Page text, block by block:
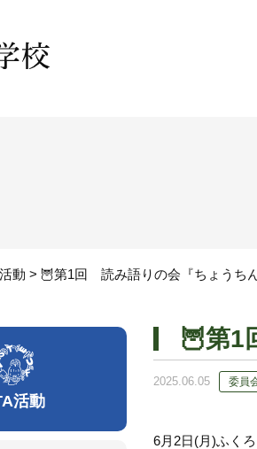
動 > 🦉第1回 読み語りの会『ちょうちん
🦉第1
2025.06.05 委員
6月2日(月)ふく
活動